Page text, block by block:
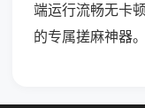
端运行流畅无卡
的专属搓麻神器。